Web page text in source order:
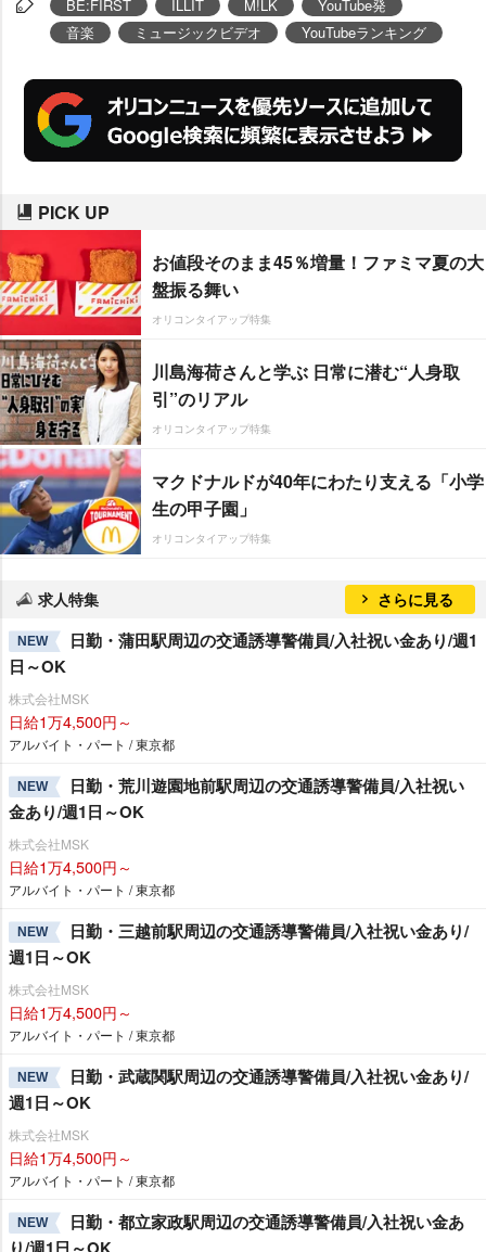
BE:FIRST ILLIT M!LK
YouTube発
音楽
ミュージックビデオ YouTubeランキング
PICK UP
お値段そのまま45％増量！ファミマ夏の大
盤振る舞い
オリコンタイアップ特集
川島海荷さんと学ぶ 日常に潜む“人身取
引”のリアル
オリコンタイアップ特集
マクドナルドが40年にわたり支える「小学
生の甲子園」
オリコンタイアップ特集
求人特集 さらに見る
NEW
日勤・蒲田駅周辺の交通誘導警備員/入社祝い金あり/週1
日～OK
株式会社MSK
日給1万4,500円～
アルバイト・パート / 東京都
NEW
日勤・荒川遊園地前駅周辺の交通誘導警備員/入社祝い
金あり/週1日～OK
株式会社MSK
日給1万4,500円～
アルバイト・パート / 東京都
NEW
日勤・三越前駅周辺の交通誘導警備員/入社祝い金あり/
週1日～OK
株式会社MSK
日給1万4,500円～
アルバイト・パート / 東京都
NEW
日勤・武蔵関駅周辺の交通誘導警備員/入社祝い金あり/
週1日～OK
株式会社MSK
日給1万4,500円～
アルバイト・パート / 東京都
NEW
日勤・都立家政駅周辺の交通誘導警備員/入社祝い金あ
り/週1日～OK